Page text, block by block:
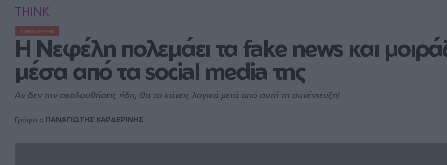
THINK
ΣΥΝΕΝΤΕΥΞΗ
Η Νεφέλη πολεμάει τα fake news και
μέσα από τα social media της
Αν δεν την ακολουθήσεις ήδη, θα το κάνεις λογικά μετά από αυτή τη συνέντευξη!
Γράφει ο ΠΑΝΑΓΙΩΤΗΣ ΚΑΡΔΕΡΙΝΗΣ